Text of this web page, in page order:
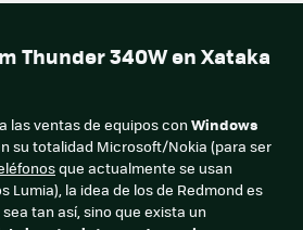
Thunder 340W en Xataka
las ventas de equipos conWindows
su totalidad Microsoft/Nokia (para ser
que actualmente se usan
Lumia), la idea de los de Redmond es
tan así, sino que exista un